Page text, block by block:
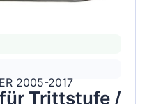
2005-2017
Trittstufe /